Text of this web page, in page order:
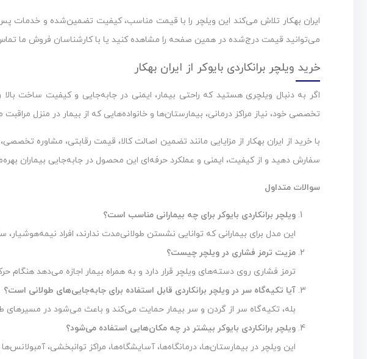
ایران بهکار تلاش می‌کند این ویلچر را با قیمت مناسب، کیفیت تضمین‌شده و خدمات پس
می‌توانید قیمت درج‌شده در همین صفحه را مشاهده کنید یا با کارشناسان فروش ما
خرید ویلچر برانکاردی بایوکر از ایران بهکار
اگر به دنبال ویلچری هستید که راحتی بیمار، ایمنی در جابه‌جایی و کیفیت ساخت
تخصصی خود، نیاز مراکز درمانی، بیمارستان‌ها و خانواده‌هایی که از بیمار در منزل
با خرید از ایران بهکار از مزایایی مانند تضمین اصالت کالا، قیمت رقابتی، مشاوره
سفارش دهید و از کیفیت، ایمنی و عملکرد حرفه‌ای این محصول در جابه‌جایی بیماران
سوالات متداول
ویلچر برانکاردی بایوکر برای چه بیمارانی مناسب است؟
این مدل برای بیمارانی که توانایی نشستن طولانی‌مدت ندارند، افراد
مزیت ترمز فشاری در ویلچر چیست؟
ترمز فشاری روی دسته‌های ویلچر قرار دارد و به همراه بیمار اجازه می‌دهد
آیا تکیه‌گاه سر در ویلچر برانکاردی قابل استفاده برای جابه‌جایی‌های طولانی است؟
بله، تکیه‌گاه سر از گردن و سر بیمار حمایت می‌کند و باعث می‌شود در مسیرهای
ویلچر برانکاردی بایوکر بیشتر در چه مکان‌هایی استفاده می‌شود؟
این ویلچر در بیمارستان‌ها، درمانگاه‌ها، آسایشگاه‌ها، مراکز توانبخشی،